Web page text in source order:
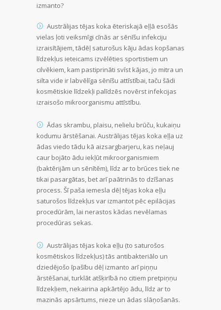
izmanto?
Austrālijas tējas koka ēteriskajā eļļā esošās
vielas ļoti veiksmīgi cīnās ar sēnīšu infekciju
izraisītājiem, tādēļ saturošus kāju ādas kopšanas
līdzekļus ieteicams izvēlēties sportistiem un
cilvēkiem, kam pastiprināti svīst kājas, jo mitra un
silta vide ir labvēlīga sēnīšu attīstībai, taču šādi
kosmētiskie līdzekļi palīdzēs novērst infekcijas
izraisošo mikroorganismu attīstību.
Ādas skrambu, plaisu, nelielu brūču, kukaiņu
kodumu ārstēšanai. Austrālijas tējas koka eļļa uz
ādas viedo tādu kā aizsargbarjeru, kas neļauj
caur bojāto ādu iekļūt mikroorganismiem
(baktērijām un sēnītēm), līdz ar to brūces tiek ne
tikai pasargātas, bet arī paātrinās to dzīšanas
process. Šī paša iemesla dēļ tējas koka eļļu
saturošos līdzekļus var izmantot pēc epilācijas
procedūrām, lai nerastos kādas nevēlamas
procedūras sekas.
Austrālijas tējas koka eļļu (to saturošos
kosmētiskos līdzekļus) tās antibakteriālo un
dziedējošo īpašību dēļ izmanto arī piņņu
ārstēšanai, turklāt atšķirībā no citiem pretpiņņu
līdzekļiem, nekairina apkārtējo ādu, līdz ar to
mazinās apsārtums, nieze un ādas slāņošanās.